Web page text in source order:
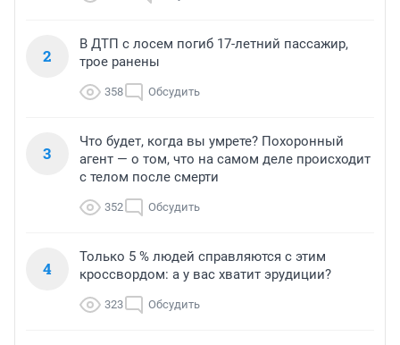
2
В ДТП с лосем погиб 17-летний пассажир,
трое ранены
358 Обсудить
3
Что будет, когда вы умрете? Похоронный
агент — о том, что на самом деле происходит
с телом после смерти
352 Обсудить
4
Только 5 % людей справляются с этим
кроссвордом: а у вас хватит эрудиции?
323 Обсудить